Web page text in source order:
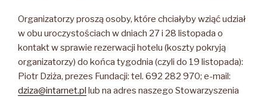
Organizatorzy proszą osoby, które chciałyby wziąć udział
w obu uroczystościach w dniach 27 i 28 listopada o
kontakt w sprawie rezerwacji hotelu (koszty pokryją
organizatorzy) do końca tygodnia (czyli do 19 listopada):
Piotr Dziża, prezes Fundacji: tel. 692 282 970; e-mail:
dziza@intarnet.pl lub na adres naszego Stowarzyszenia